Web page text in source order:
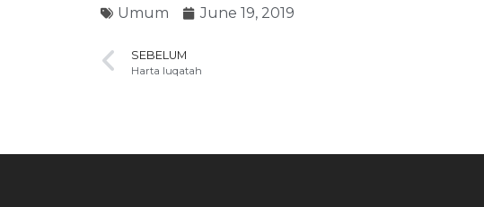
Umum June 19, 2019
SEBELUM
Harta luqatah